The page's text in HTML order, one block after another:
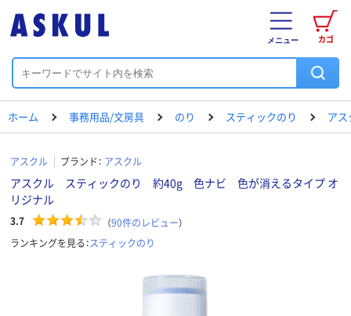
カゴ
メニュー
ホーム 事務用品/文房具 のり スティックのり ア
アスクル ブランド： アスクル
アスクル スティックのり 約40g 色ナビ 色が消えるタイプ オ
リジナル
3.7 （90件のレビュー）
ランキングを見る：スティックのり